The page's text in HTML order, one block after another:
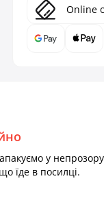
Online
у
їде в посилці.